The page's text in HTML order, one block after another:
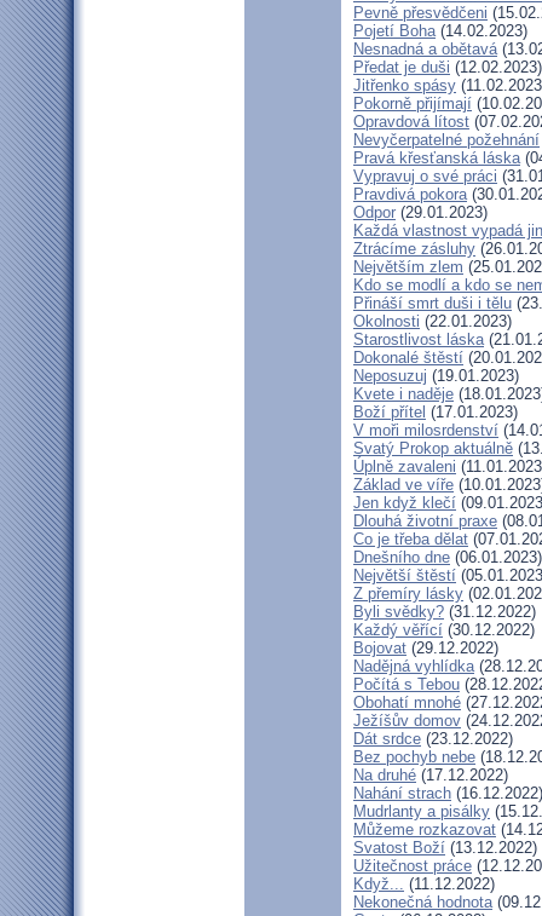
Pevně přesvědčeni
Pojetí Boha(14.02.2023)
Nesnadná a obětavá
Předat je duši (12.02.2023)
Jitřenko spásy
Pokorně přijímají
Opravdová lítost
Nevyčerpatelné požehnání
Pravá křesťanská láska
Vypravuj o své práci
Pravdivá pokora
Odpor (29.01.2023)
Každá vlastnost vypadá
Ztrácíme zásluhy
Největším zlem
Kdo se modlí a kdo se
Přináší smrt duši i tělu
Okolnosti (22.01.2023)
Starostlivost láska
Dokonalé štěstí
Neposuzuj (19.01.2023)
Kvete i naděje
Boží přítel (17.01.2023)
V moři milosrdenství
Svatý Prokop aktuálně
Úplně zavaleni
Základ ve víře
Jen když klečí
Dlouhá životní praxe
Co je třeba dělat
Dnešního dne (06.01.2023)
Největší štěstí
Z přemíry lásky
Byli svědky? (31.12.2022)
Každý věřící (30.12.2022)
Bojovat (29.12.2022)
Nadějná vyhlídka
Počítá s Tebou
Obohatí mnohé
Ježíšův domov
Dát srdce (23.12.2022)
Bez pochyb nebe
Na druhé (17.12.2022)
Nahání strach (16.12.2022)
Mudrlanty a pisálky
Můžeme rozkazovat
Svatost Boží (13.12.2022)
Užitečnost práce
Když... (11.12.2022)
Nekonečná hodnota